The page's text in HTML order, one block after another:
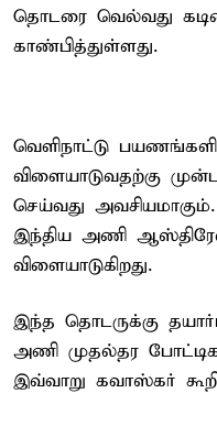
தொடரை வெல்வது
காண்பித்துள்ளது.
வெளிநாட்டு
விளையாடுவதற்கு
செய்வது
இந்திய அணி
விளையாடுகிறது.
இந்த தொடருக்கு
அணி முதல்தர
இவ்வாறு கவாஸ்கர்